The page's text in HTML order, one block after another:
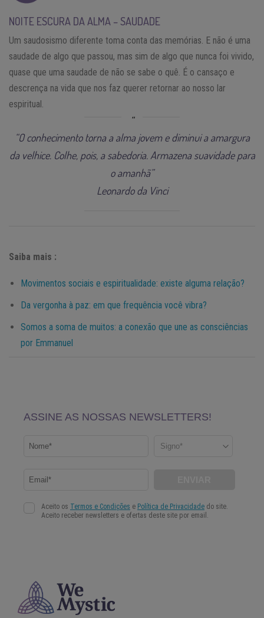
NOITE ESCURA DA ALMA – SAUDADE
Um saudosismo diferente toma conta das memórias. E não é uma
saudade de algo que passou, mas sim de algo que nunca foi vivido,
quase que uma saudade de não se sabe o quê. É o cansaço e
descrença na vida que nos faz querer retornar ao nosso lar
espiritual.
“O conhecimento torna a alma jovem e diminui a amargura
da velhice. Colhe, pois, a sabedoria. Armazena suavidade para
o amanhã”
Leonardo da Vinci
Saiba mais :
Movimentos sociais e espiritualidade: existe alguma relação?
Da vergonha à paz: em que frequência você vibra?
Somos a soma de muitos: a conexão que une as consciências
por Emmanuel